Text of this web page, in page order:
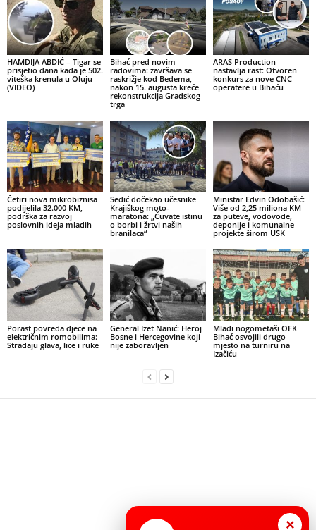
HAMDIJA ABDIĆ – Tigar se
prisjetio dana kada je 502.
viteška krenula u Oluju
(VIDEO)
Bihać pred novim
radovima: završava se
raskrižje kod Bedema,
nakon 15. augusta kreće
rekonstrukcija Gradskog
trga
ARAS Production
nastavlja rast: Otvoren
konkurs za nove CNC
operatere u Bihaću
Četiri nova mikrobiznisa
podijelila 32.000 KM,
podrška za razvoj
poslovnih ideja mladih
Sedić dočekao učesnike
Krajiškog moto-
maratona: „Čuvate istinu
o borbi i žrtvi naših
branilaca“
Ministar Edvin Odobašić:
Više od 2,25 miliona KM
za puteve, vodovode,
deponije i komunalne
projekte širom USK
Porast povreda djece na
električnim romobilima:
Stradaju glava, lice i ruke
General Izet Nanić: Heroj
Bosne i Hercegovine koji
nije zaboravljen
Mladi nogometaši OFK
Bihać osvojili drugo
mjesto na turniru na
Izačiću
×